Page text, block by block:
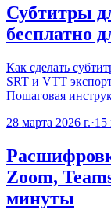
Субтитры
бесплатно
Как сделать
SRT и VTT
Пошаговая
28 марта 2026 г.·15
Zoom,
минуты